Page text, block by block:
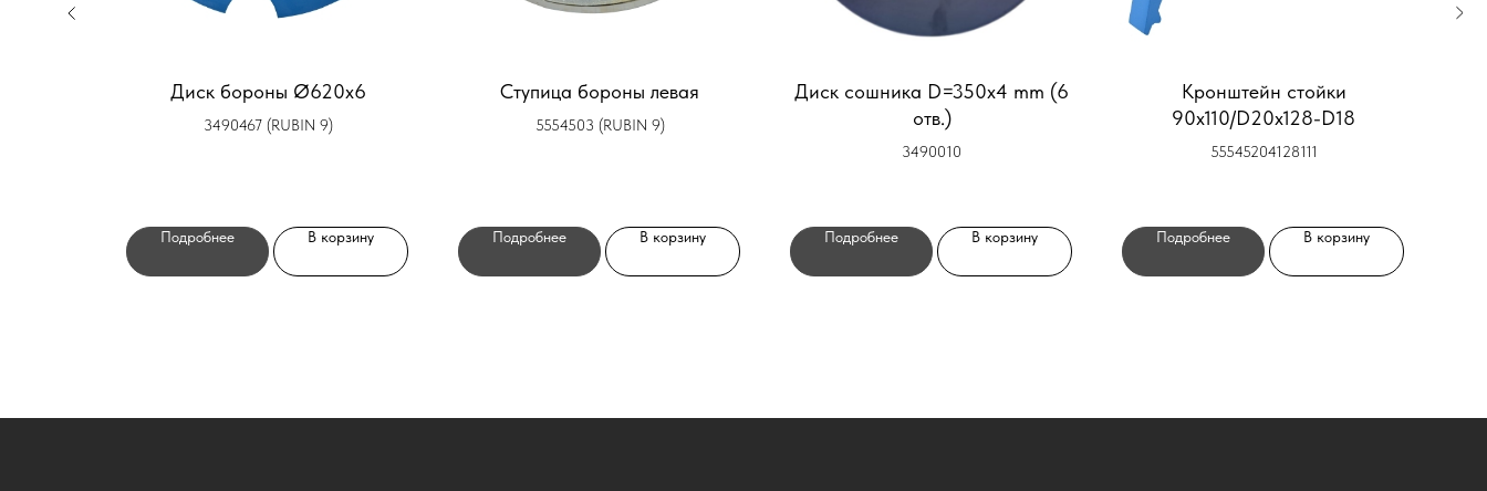
Диск бороны Ø620x6
3490467 (RUBIN 9)
Подробнее В корзину
Ступица бороны левая
5554503 (RUBIN 9)
Подробнее В корзину
Диск сошника D=350x4 mm (6
отв.)
3490010
Подробнее В корзину
Кронштейн стойки
90x110/D20x128-D18
55545204128111
Подробнее В корзину